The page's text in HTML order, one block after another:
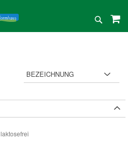
Suche
laktosefrei